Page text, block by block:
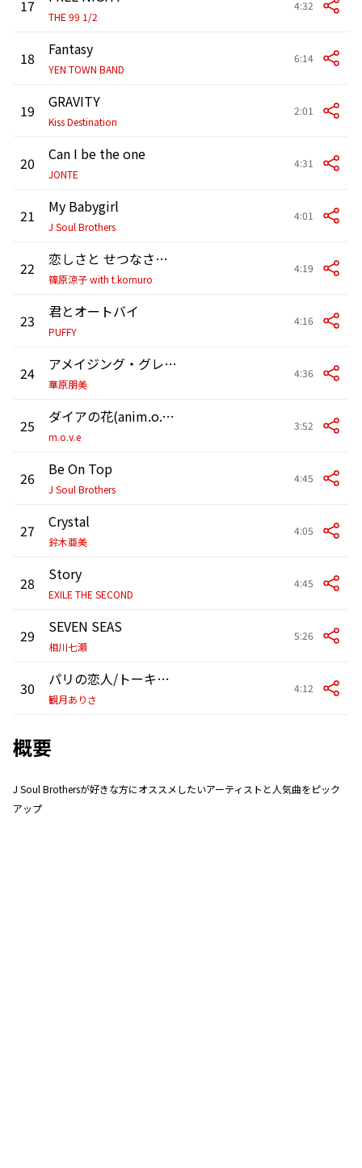
17
THE 99 1/2
4:32
18 Fantasy
YEN TOWN BAND
6:14
19 GRAVITY
Kiss Destination
2:01
20 Can I be the one
JONTE
4:31
21 My Babygirl
J Soul Brothers
4:01
22 恋しさと せつなさと 心強さと 2023
篠原涼子 with t.komuro
4:19
23 君とオートバイ
PUFFY
4:16
24 アメイジング・グレイス
華原朋美
4:36
25 ダイアの花(anim.o.v.e BEST)
m.o.v.e
3:52
26 Be On Top
J Soul Brothers
4:45
27 Crystal
鈴木亜美
4:05
28 Story
EXILE THE SECOND
4:45
29 SEVEN SEAS
相川七瀬
5:26
30 パリの恋人/トーキョーの恋人
観月ありさ
4:12
概要
J Soul Brothersが好きな方にオススメしたいアーティストと人気曲をピック
アップ